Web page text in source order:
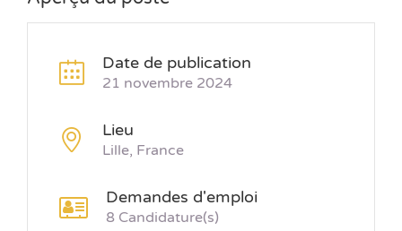
Date de publication
21 novembre 2024
Lieu
Lille, France
Demandes d'emploi
8 Candidature(s)